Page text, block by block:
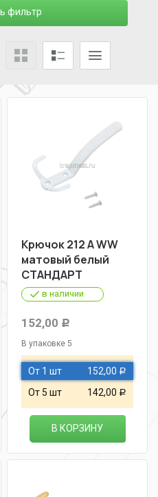
фильтр
Крючок 212 А WW
матовый белый
СТАНДАРТ
в наличии
152,00 Р
В упаковке 5
От 1 шт 152,00 Р
От 5 шт 142,00 Р
В КОРЗИНУ